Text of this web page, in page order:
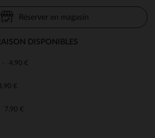
Réserver en magasin
DISPONIBLES
4,90 €
€
7,90 €